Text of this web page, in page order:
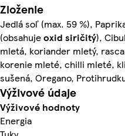
Zloženie
Jedlá soľ (max. 59 %),
(obsahujeoxid siričitý),
mletá, koriander mletý,
korenie mleté, chilli mleté,
sušená, Oregano,
Výživové údaje
Výživové hodnoty
Energia